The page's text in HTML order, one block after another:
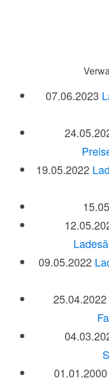
07.06.2023
19.05.2022
09.05.2022
25.04.2022
01.01.2000